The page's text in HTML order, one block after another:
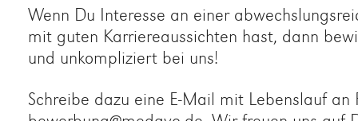
Wenn Du Interesse an einer
mit guten Karriereaussichten hast, dann
und unkompliziert bei uns!
Schreibe dazu eine E-Mail mit Lebenslauf an